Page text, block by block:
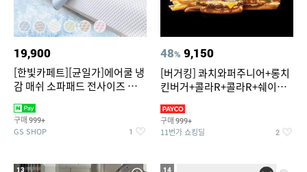
19,900
[한빛카페트][균일가]에어쿨 냉
감 매쉬 소파패드 전사이즈 균일
구매 999+
GS SHOP 1
48% 9,150
[버거킹] 콰치와퍼주니어+롱치
킨버거+콜라R+콜라R+쉐이킹
구매 999+
11번가 쇼킹딜 2
13 14